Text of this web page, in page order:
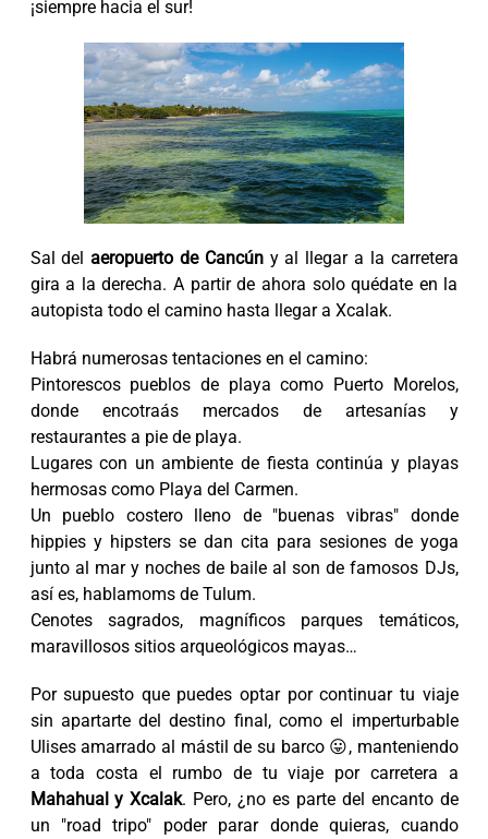
¡siempre hacia el sur!
Sal delaeropuerto de Cancúny al llegar a la carretera
gira a la derecha. A partir de ahora solo quédate en la
autopista todo el camino hasta llegar a Xcalak.
Habrá numerosas tentaciones en el camino:
Pintorescos pueblos de playa como Puerto Morelos,
donde encotraás mercados de artesanías y
restaurantes a pie de playa.
Lugares con un ambiente de fiesta continúa y playas
hermosas como Playa del Carmen.
Un pueblo costero lleno de "buenas vibras" donde
hippies y hipsters se dan cita para sesiones de yoga
junto al mar y noches de baile al son de famosos DJs,
así es, hablamoms de Tulum.
Cenotes sagrados, magníficos parques temáticos,
maravillosos sitios arqueológicos mayas…
Por supuesto que puedes optar por continuar tu viaje
sin apartarte del destino final, como el imperturbable
Ulises amarrado al mástil de su barco 😛, manteniendo
a toda costa el rumbo de tu viaje por carretera a
Mahahual y Xcalak. Pero, ¿no es parte del encanto de
un "road tripo" poder parar donde quieras, cuando